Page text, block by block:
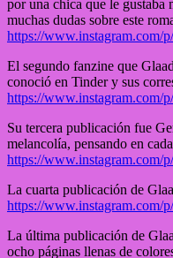
por una chica que le gustaba
muchas dudas sobre este
https://www.instagram.com/
El segundo fanzine que
conoció en Tinder y sus
https://www.instagram.com/
Su tercera publicación fue
melancolía, pensando en
https://www.instagram.com/
La cuarta publicación de
https://www.instagram.com/
La última publicación de
ocho páginas llenas de